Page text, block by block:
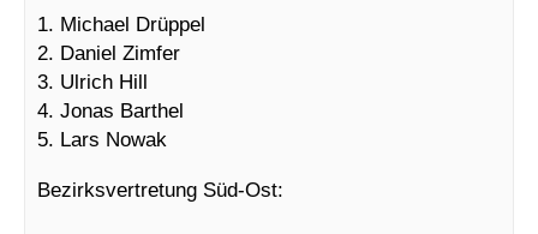
1. Michael Drüppel
2. Daniel Zimfer
3. Ulrich Hill
4. Jonas Barthel
5. Lars Nowak
Bezirksvertretung Süd-Ost: